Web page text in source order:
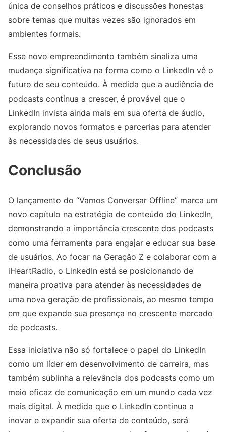
única de conselhos práticos e discussões honestas
sobre temas que muitas vezes são ignorados em
ambientes formais.
Esse novo empreendimento também sinaliza uma
mudança significativa na forma como o LinkedIn vê o
futuro de seu conteúdo. À medida que a audiência de
podcasts continua a crescer, é provável que o
LinkedIn invista ainda mais em sua oferta de áudio,
explorando novos formatos e parcerias para atender
às necessidades de seus usuários.
Conclusão
O lançamento do “Vamos Conversar Offline” marca um
novo capítulo na estratégia de conteúdo do LinkedIn,
demonstrando a importância crescente dos podcasts
como uma ferramenta para engajar e educar sua base
de usuários. Ao focar na Geração Z e colaborar com a
iHeartRadio, o LinkedIn está se posicionando de
maneira proativa para atender às necessidades de
uma nova geração de profissionais, ao mesmo tempo
em que expande sua presença no crescente mercado
de podcasts.
Essa iniciativa não só fortalece o papel do LinkedIn
como um líder em desenvolvimento de carreira, mas
também sublinha a relevância dos podcasts como um
meio eficaz de comunicação em um mundo cada vez
mais digital. À medida que o LinkedIn continua a
inovar e expandir sua oferta de conteúdo, será